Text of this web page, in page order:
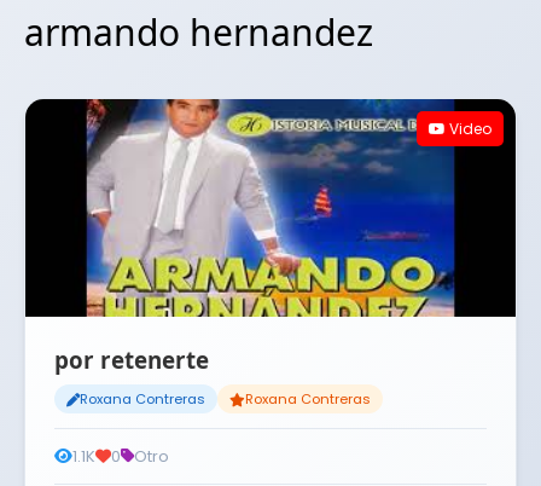
armando hernandez
Video
por retenerte
Roxana Contreras Roxana Contreras
1.1K 0 Otro